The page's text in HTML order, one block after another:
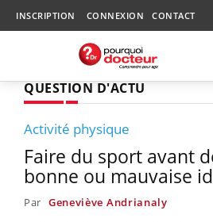
INSCRIPTION CONNEXION CONTACT
QUESTION D'ACTU
Activité physique
Faire du sport avant
bonne ou mauvaise
Par Geneviève Andrianaly